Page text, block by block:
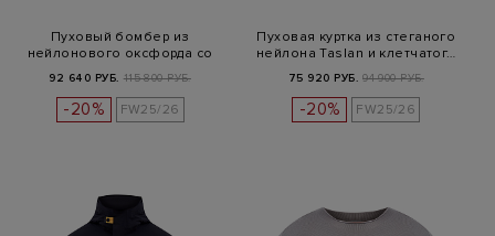
Пуховый бомбер из
нейлонового оксфорда со
92 640 РУБ. 115 800 РУБ.
-20% FW25/26
Пуховая куртка из стеганого
нейлона Taslan и клетчатог…
75 920 РУБ. 94 900 РУБ.
-20% FW25/26